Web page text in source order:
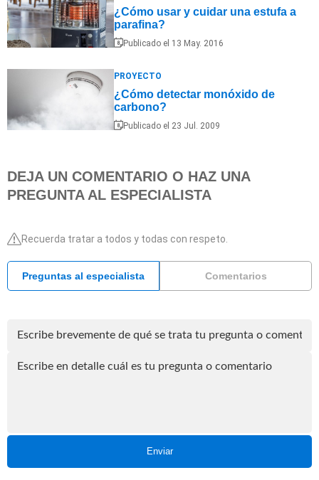
¿Cómo usar y cuidar una estufa a
parafina?
Publicado el 13 May. 2016
PROYECTO
¿Cómo detectar monóxido de
carbono?
Publicado el 23 Jul. 2009
DEJA UN COMENTARIO O HAZ UNA
PREGUNTA AL ESPECIALISTA
Recuerda tratar a todos y todas con respeto.
Preguntas al especialista Comentarios
Enviar